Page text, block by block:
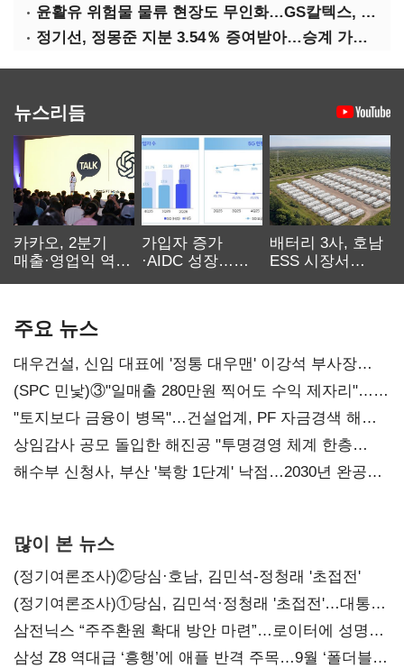
윤활유 위험물 물류 현장도 무인화…GS칼텍스, 디지털 전환 가속
정기선, 정몽준 지분 3.54％ 증여받아…승계 가속화
뉴스리듬
카카오, 2분기
매출·영업익 역대
가입자 증가
·AIDC 성장…
배터리 3사, 호남
ESS 시장서
주요 뉴스
대우건설, 신임 대표에 '정통 대우맨' 이강석 부사장
내정
(SPC 민낯)③"일매출 280만원 찍어도 수익 제자리"…
점주 울리는 '상시 할인'
"토지보다 금융이 병목"…건설업계, PF 자금경색 해소
목소리
상임감사 공모 돌입한 해진공 "투명경영 체계 한층
강화"
해수부 신청사, 부산 '북항 1단계' 낙점…2030년 완공
많이 본 뉴스
(정기여론조사)②당심·호남, 김민석-정청래 '초접전'
(정기여론조사)①당심, 김민석·정청래 '초접전'…대통령
지지도 '50% 아래로'(종합)
삼전닉스 “주주환원 확대 방안 마련”…로이터에 성명
보내
삼성 Z8 역대급 ‘흥행’에 애플 반격 주목…9월 ‘폴더블